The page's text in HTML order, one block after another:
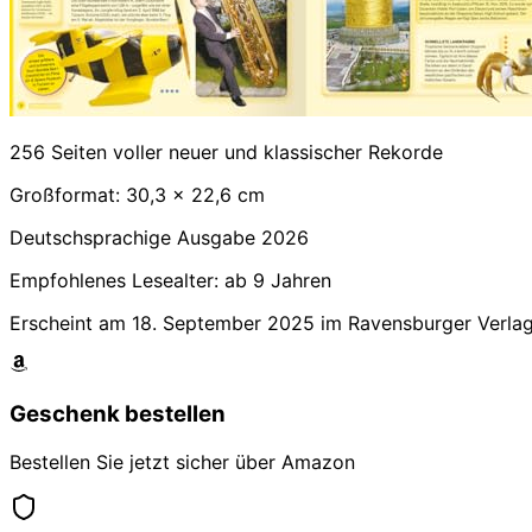
256 Seiten voller neuer und klassischer Rekorde
Großformat: 30,3 x 22,6 cm
Deutschsprachige Ausgabe 2026
Empfohlenes Lesealter: ab 9 Jahren
Erscheint am 18. September 2025 im Ravensburger
Geschenk bestellen
Bestellen Sie jetzt sicher über Amazon